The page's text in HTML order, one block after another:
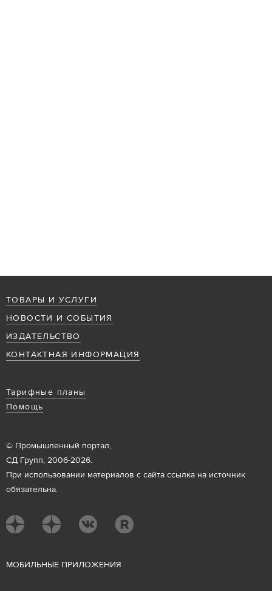
ТОВАРЫ И УСЛУГИ
НОВОСТИ И СОБЫТИЯ
ИЗДАТЕЛЬСТВО
КОНТАКТНАЯ ИНФОРМАЦИЯ
Тарифные планы
Помощь
© Промышленный портал,
СД Групп, 2006-2026.
При использовании материалов с сайта ссылка на источник
обязательна.
МОБИЛЬНЫЕ ПРИЛОЖЕНИЯ